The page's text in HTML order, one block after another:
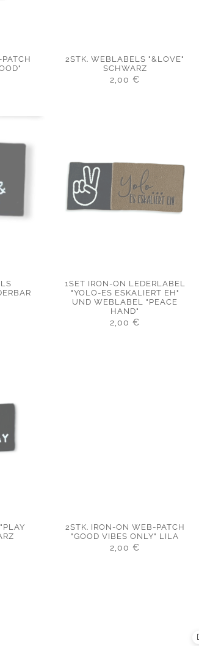
2STK. WEBLABELS "&LOVE"
SCHWARZ
2,00€
1SET IRON-ON LEDERLABEL
"YOLO-ES ESKALIERT EH"
UND WEBLABEL "PEACE
HAND"
2,00€
2STK. IRON-ON WEB-PATCH
"GOOD VIBES ONLY" LILA
2,00€